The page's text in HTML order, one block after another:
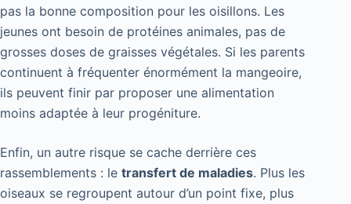
pas la bonne composition pour les oisillons. Les
jeunes ont besoin de protéines animales, pas de
grosses doses de graisses végétales. Si les parents
continuent à fréquenter énormément la mangeoire,
ils peuvent finir par proposer une alimentation
moins adaptée à leur progéniture.
Enfin, un autre risque se cache derrière ces
rassemblements : le transfert de maladies. Plus les
oiseaux se regroupent autour d’un point fixe, plus